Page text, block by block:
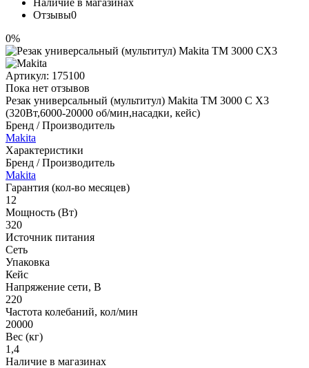
Отзывы0
0%
Артикул: 175100
Пока нет отзывов
Резак универсальный (мультитул) Makita TM 3000 С X3
(320Вт,6000-20000 об/мин,насадки, кейс)
Бренд / Производитель
Makita
Характеристики
Бренд / Производитель
Makita
Гарантия (кол-во месяцев)
12
Мощность (Вт)
320
Источник питания
Сеть
Упаковка
Кейс
Напряжение сети, В
220
Частота колебаний, кол/мин
20000
Вес (кг)
1,4
Наличие в магазинах